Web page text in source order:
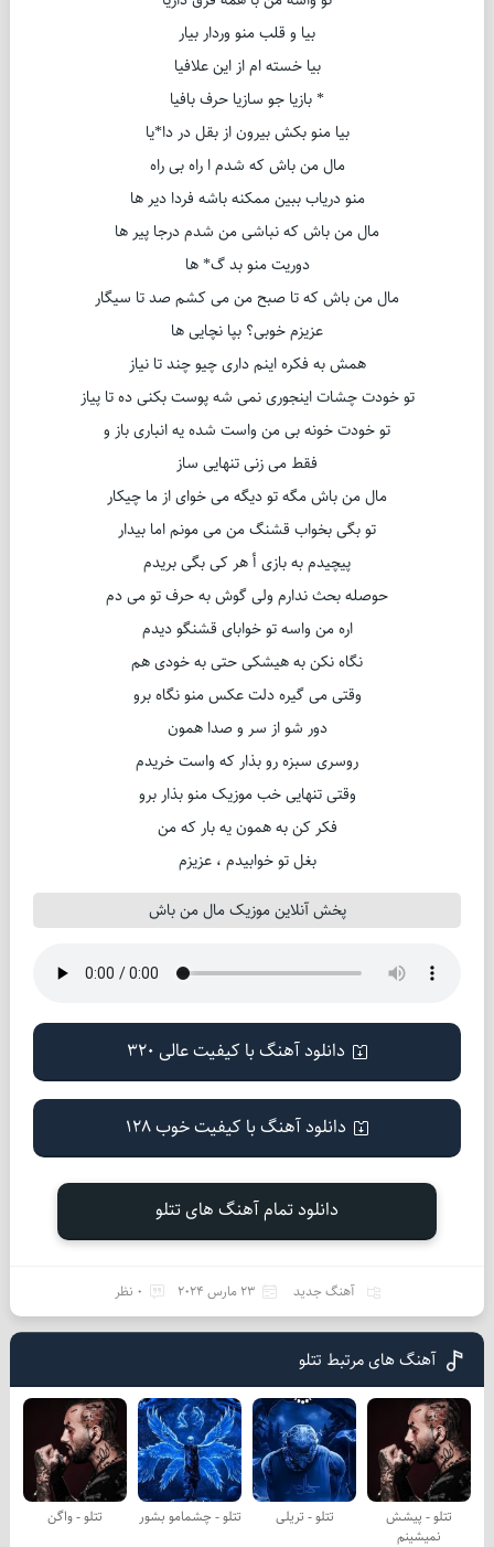
بیا و قلب منو وردار بیار
بیا خسته ام از این علافیا
* بازیا جو سازیا حرف بافیا
بیا منو بکش بیرون از بقل در دا*یا
مال من باش که شدم ا راه بی راه
منو دریاب ببین ممکنه باشه فردا دیر ها
مال من باش که نباشی من شدم درجا پیر ها
دوریت منو بد گ* ها
مال من باش که تا صبح من می کشم صد تا سیگار
عزیزم خوبی؟ بپا نچایی ها
همش به فکره اینم داری چیو چند تا نیاز
تو خودت چشات اینجوری نمی شه پوست بکنی ده تا پیاز
تو خودت خونه بی من واست شده یه انباری باز و
فقط می زنی تنهایی ساز
مال من باش مگه تو دیگه می خوای از ما چیکار
تو بگی بخواب قشنگ من می مونم اما بیدار
پیچیدم به بازی أ هر کی بگی بریدم
حوصله بحث ندارم ولی گوش به حرف تو می دم
اره من واسه تو خوابای قشنگو دیدم
نگاه نکن به هیشکی حتی به خودی هم
وقتی می گیره دلت عکس منو نگاه برو
دور شو از سر و صدا همون
روسری سبزه رو بذار که واست خریدم
وقتی تنهایی خب موزیک منو بذار برو
فکر کن به همون یه بار که من
بغل تو خوابیدم ، عزیزم
پخش آنلاین موزیک مال من باش
دانلود آهنگ با کیفیت عالی 320
دانلود آهنگ با کیفیت خوب 128
دانلود تمام آهنگ های تتلو
آهنگ جدید 23 مارس 2024 0 نظر
آهنگ های مرتبط تتلو
تتلو - پیشش
نمیشینم
تتلو - تریلی تتلو - چشمامو بشور تتلو - واگن